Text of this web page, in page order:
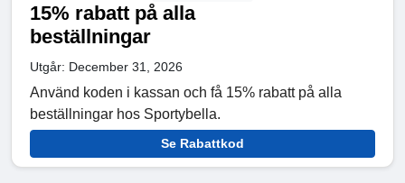
15% rabatt på alla
beställningar
Utgår: December 31, 2026
Använd koden i kassan och få 15% rabatt på alla
beställningar hos Sportybella.
Se Rabattkod